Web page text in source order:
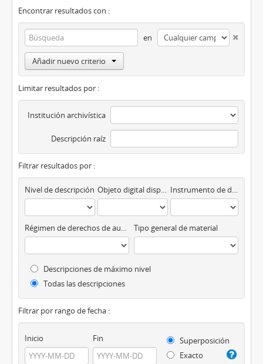
Encontrar resultados con :
en
Añadir nuevo criterio
Limitar resultados por :
Institución archivística
Descripción raíz
Filtrar resultados por :
Nivel de descripción Objeto digital disponibles Instrumento de descripción
Régimen de derechos de autor Tipo general de material
Descripciones de máximo nivel
Todas las descripciones
Filtrar por rango de fecha :
Inicio Fin
Superposición
Exacto